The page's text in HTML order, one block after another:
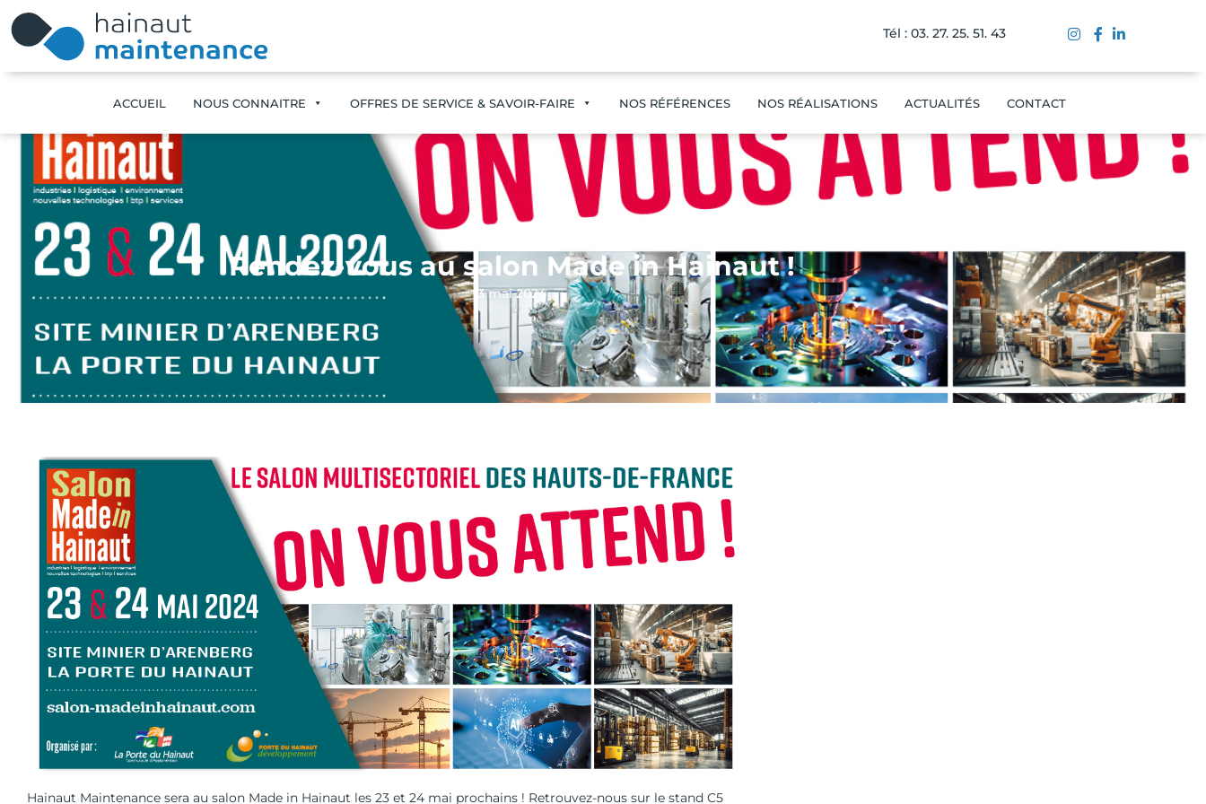
Tél : 03. 27. 25. 51. 43
ACCUEIL NOUS CONNAITRE OFFRES DE SERVICE & SAVOIR-FAIRE NOS RÉFÉRENCES NOS RÉALISATIONS ACTUALITÉS CONTACT
Rendez-vous au salon Made in Hainaut !
3 mai 2024
Hainaut Maintenance sera au salon Made in Hainaut les 23 et 24 mai prochains ! Retrouvez-nous sur le stand C5